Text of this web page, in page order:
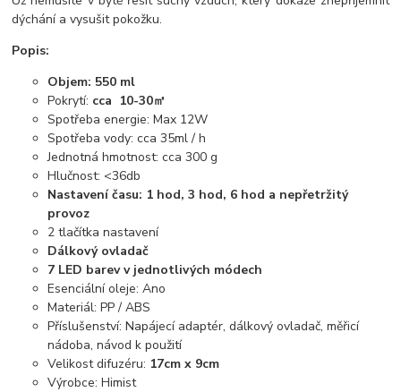
dýchání a vysušit pokožku.
Popis:
Objem: 550 ml
Pokrytí: cca 10-30㎡
Spotřeba energie: Max 12W
Spotřeba vody: cca 35ml / h
Jednotná hmotnost: cca 300 g
Hlučnost: <36db
Nastavení času: 1 hod, 3 hod, 6 hod a nepřetržitý
provoz
2 tlačítka nastavení
Dálkový ovladač
7 LED barev v jednotlivých módech
Esenciální oleje: Ano
Materiál: PP / ABS
Příslušenství: Napájecí adaptér, dálkový ovladač, měřicí
nádoba, návod k použití
Velikost difuzéru: 17cm x 9cm
Výrobce: Himist